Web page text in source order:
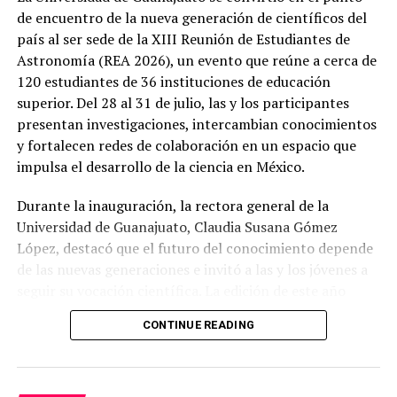
de encuentro de la nueva generación de científicos del
país al ser sede de la XIII Reunión de Estudiantes de
Astronomía (REA 2026), un evento que reúne a cerca de
120 estudiantes de 36 instituciones de educación
superior. Del 28 al 31 de julio, las y los participantes
presentan investigaciones, intercambian conocimientos
y fortalecen redes de colaboración en un espacio que
impulsa el desarrollo de la ciencia en México.
Durante la inauguración, la rectora general de la
Universidad de Guanajuato, Claudia Susana Gómez
López, destacó que el futuro del conocimiento depende
de las nuevas generaciones e invitó a las y los jóvenes a
incluye un programa con 85 ponencias, charlas
magistrales y presentación de carteles científicos,
CONTINUE READING